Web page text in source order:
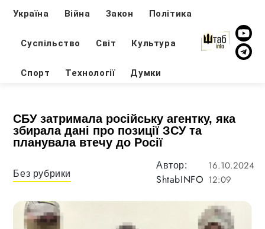
Україна Війна Закон Політика
Суспільство Світ Культура
Спорт Технології Думки
СБУ затримала російську агентку, яка
збирала дані про позиції ЗСУ та
планувала втечу до Росії
Без рубрики
Автор:
ShtabINFO
16.10.2024
12:09